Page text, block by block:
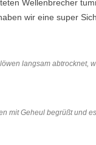
Wellenbrecher
wir eine super
langsam abtrocknet,
mit Geheul begrüßt und